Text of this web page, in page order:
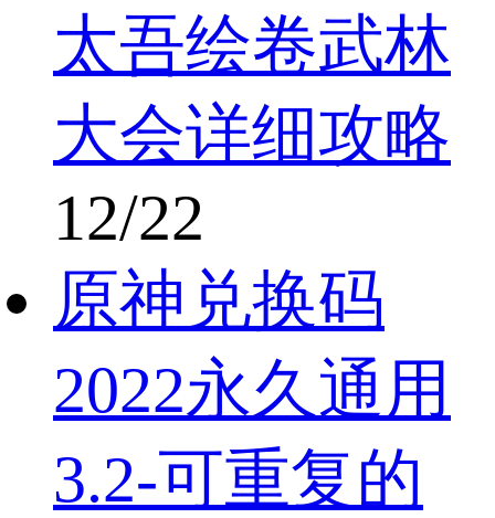
太吾绘卷武林
大会详细攻略
12/22
原神兑换码
2022永久通用
3.2-可重复的